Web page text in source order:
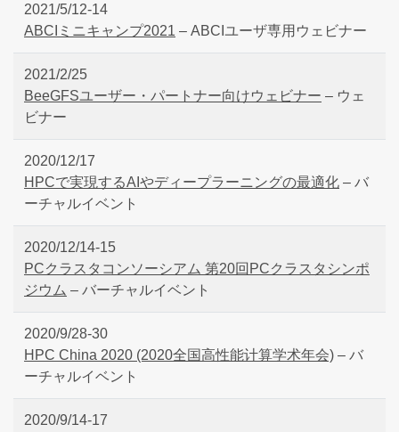
2021/5/12-14
ABCIミニキャンプ2021 – ABCIユーザ専用ウェビナー
2021/2/25
BeeGFSユーザー・パートナー向けウェビナー – ウェ
ビナー
2020/12/17
HPCで実現するAIやディープラーニングの最適化 – バ
ーチャルイベント
2020/12/14-15
PCクラスタコンソーシアム 第20回PCクラスタシンポ
ジウム – バーチャルイベント
2020/9/28-30
HPC China 2020 (2020全国高性能计算学术年会) – バ
ーチャルイベント
2020/9/14-17